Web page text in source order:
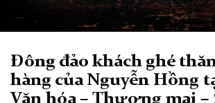
Đông đảo khách ghé
hàng của Nguyễn Hồng
Văn hóa – Thương mại –